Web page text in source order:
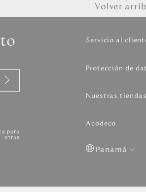
Volver
para
otras
Servicio al
Protección de
Nuestras tiendas
Acodeco
Panamá